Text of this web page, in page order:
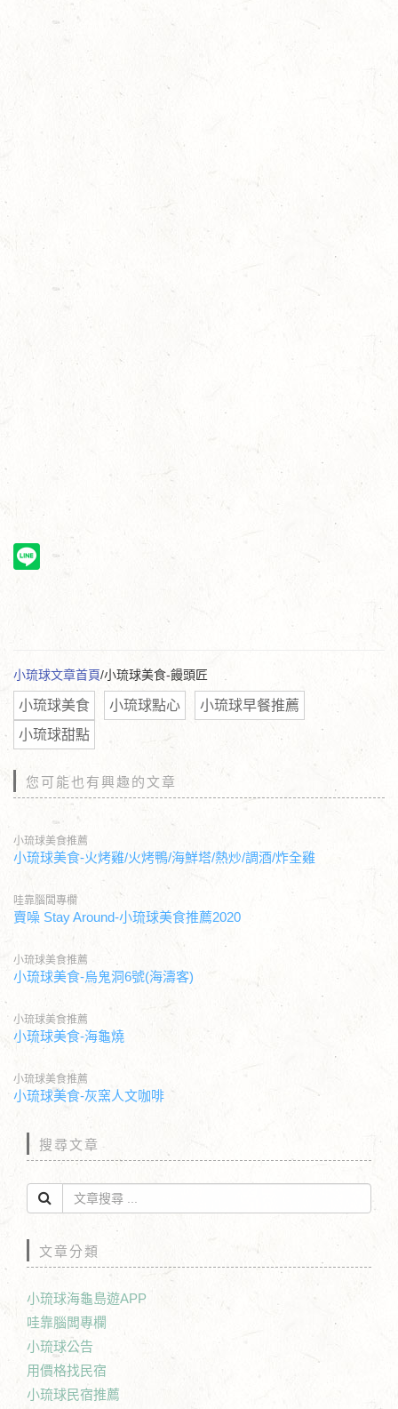
小琉球文章首頁/小琉球美食-饅頭匠
小琉球美食 小琉球點心
小琉球早餐推薦
小琉球甜點
您可能也有興趣的文章
小琉球美食推薦
小琉球美食-火烤雞/火烤鴨/海鮮塔/熱炒/調酒/炸全雞
哇靠腦闆專欄
賣噪 Stay Around-小琉球美食推薦2020
小琉球美食推薦
小琉球美食-烏鬼洞6號(海濤客)
小琉球美食推薦
小琉球美食-海龜燒
小琉球美食推薦
小琉球美食-灰窯人文咖啡
搜尋文章
文章分類
小琉球海龜島遊APP
哇靠腦闆專欄
小琉球公告
用價格找民宿
小琉球民宿推薦